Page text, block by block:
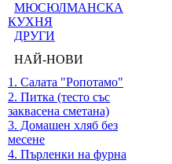
МЮСЮЛМАНСКА
КУХНЯ
ДРУГИ
НАЙ-НОВИ
1. Салата "Ропотамо"
2. Питка (тесто със
заквасена сметана)
3. Домашен хляб без
месене
4. Пърленки на фурна